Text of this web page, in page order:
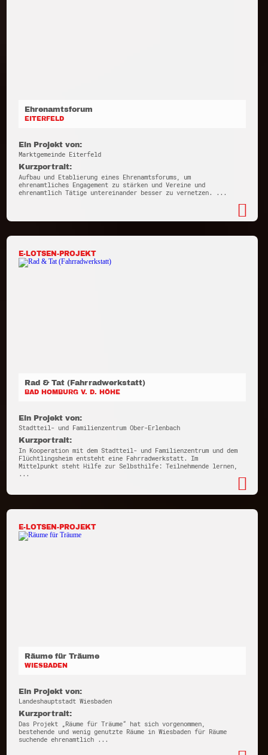
Ehrenamtsforum
EITERFELD
Ein Projekt von:
Marktgemeinde Eiterfeld
Kurzportrait:
Aufbau und Etablierung eines Ehrenamtsforums, um
ehrenamtliches Engagement zu stärken und Vereine und
ehrenamtlich Tätige untereinander besser zu vernetzen. ...
E-LOTSEN-PROJEKT
Rad & Tat (Fahrradwerkstatt)
BAD HOMBURG V. D. HÖHE
Ein Projekt von:
Stadtteil- und Familienzentrum Ober-Erlenbach
Kurzportrait:
In Kooperation mit dem Stadtteil- und Familienzentrum und dem
Flüchtlingsheim entsteht eine Fahrradwerkstatt. Im
Mittelpunkt steht Hilfe zur Selbsthilfe: Teilnehmende lernen,
...
E-LOTSEN-PROJEKT
Räume für Träume
WIESBADEN
Ein Projekt von:
Landeshauptstadt Wiesbaden
Kurzportrait:
Das Projekt „Räume für Träume“ hat sich vorgenommen,
bestehende und wenig genutzte Räume in Wiesbaden für Räume
suchende ehrenamtlich ...